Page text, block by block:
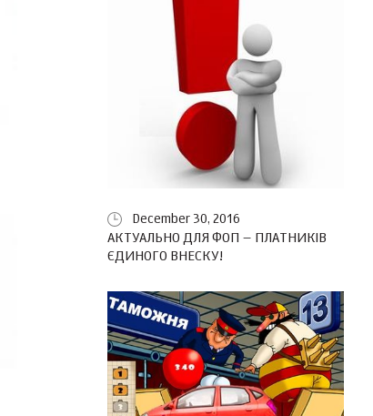
December 30, 2016
АКТУАЛЬНО ДЛЯ ФОП – ПЛАТНИКІВ
ЄДИНОГО ВНЕСКУ!